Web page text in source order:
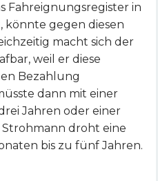
Fahreignungsregister in
könnte gegen diesen
macht sich der
weil er diese
Bezahlung
dann mit einer
Jahren oder einer
droht eine
bis zu fünf Jahren.